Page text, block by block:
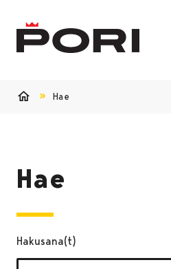
Hae
Hae
Hakusana(t)